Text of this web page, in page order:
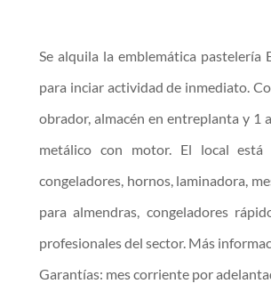
Se alquila la emblemática
para inciar actividad de inmediato.
obrador, almacén en entreplanta y 1
metálico con motor. El local está
congeladores, hornos, laminadora,
para almendras, congeladores
profesionales del sector. Más
Garantías: mes corriente por